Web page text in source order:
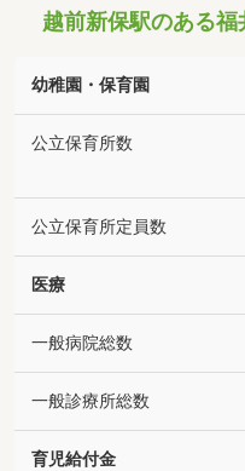
越前新保駅のある
幼稚園・保育園
公立保育所数
公立保育所定員数
医療
一般病院総数
一般診療所総数
育児給付金